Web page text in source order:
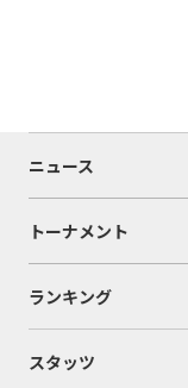
ニュース
トーナメント
ランキング
スタッツ